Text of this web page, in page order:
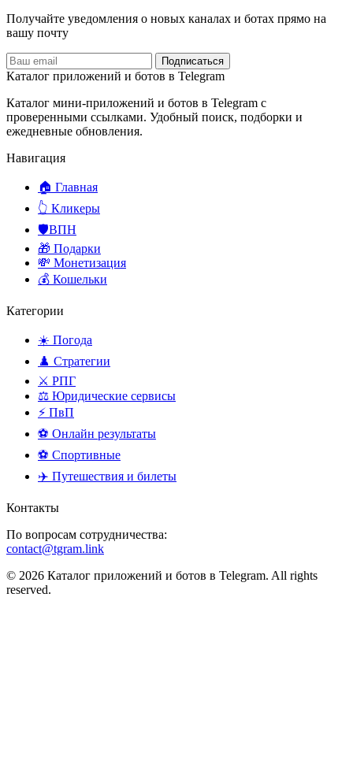
Получайте уведомления о новых каналах и ботаx прямо на
вашу почту
Подписаться
Каталог приложений и ботов в Telegram
Каталог мини-приложений и ботов в Telegram с
проверенными ссылками. Удобный поиск, подборки и
ежедневные обновления.
Навигация
🏠 Главная
👆 Кликеры
🛡️ВПН
🎁 Подарки
💸 Монетизация
💰 Кошельки
Категории
☀️ Погода
♟️ Стратегии
⚔️ РПГ
⚖️ Юридические сервисы
⚡ ПвП
⚽ Онлайн результаты
⚽ Спортивные
✈️ Путешествия и билеты
Контакты
По вопросам сотрудничества:
contact@tgram.link
© 2026 Каталог приложений и ботов в Telegram. All rights
reserved.